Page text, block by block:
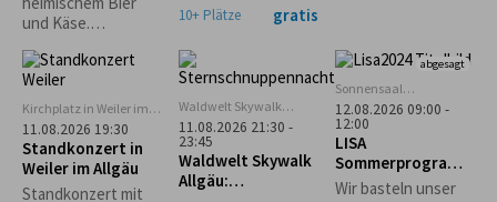
und Käse.
erforderlich.
einem abendlichen
Spaziergang durch
die
Stadtgeschichte
unter kundiger
Führung.
10+ Plätze gratis
Kirchplatz in Weiler im
Allgäu
11.08.2026 19:30
Standkonzert in
Weiler im Allgäu
Standkonzert mit
Waldwelt Skywalk
Allgäu, Scheidegg
11.08.2026 21:30 -
23:45
Waldwelt Skywalk
Allgäu:
abgesagt
Sonnensaal
Stiefenhofen
12.08.2026 09:00 -
12:00
LISA
Sommerprogramm
: Kreativ mit
Wir basteln unser